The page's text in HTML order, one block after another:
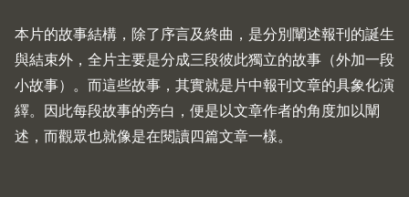
本片的故事結構，除了序言及終曲，是分別闡述報刊的誕生
與結束外，全片主要是分成三段彼此獨立的故事（外加一段
小故事）。而這些故事，其實就是片中報刊文章的具象化演
繹。因此每段故事的旁白，便是以文章作者的角度加以闡
述，而觀眾也就像是在閱讀四篇文章一樣。